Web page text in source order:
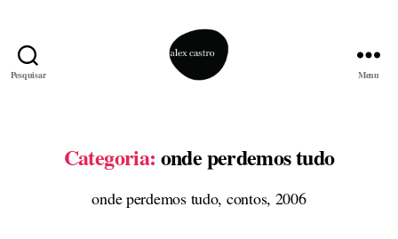
Pesquisar Menu
Categoria: onde perdemos tudo
onde perdemos tudo, contos, 2006